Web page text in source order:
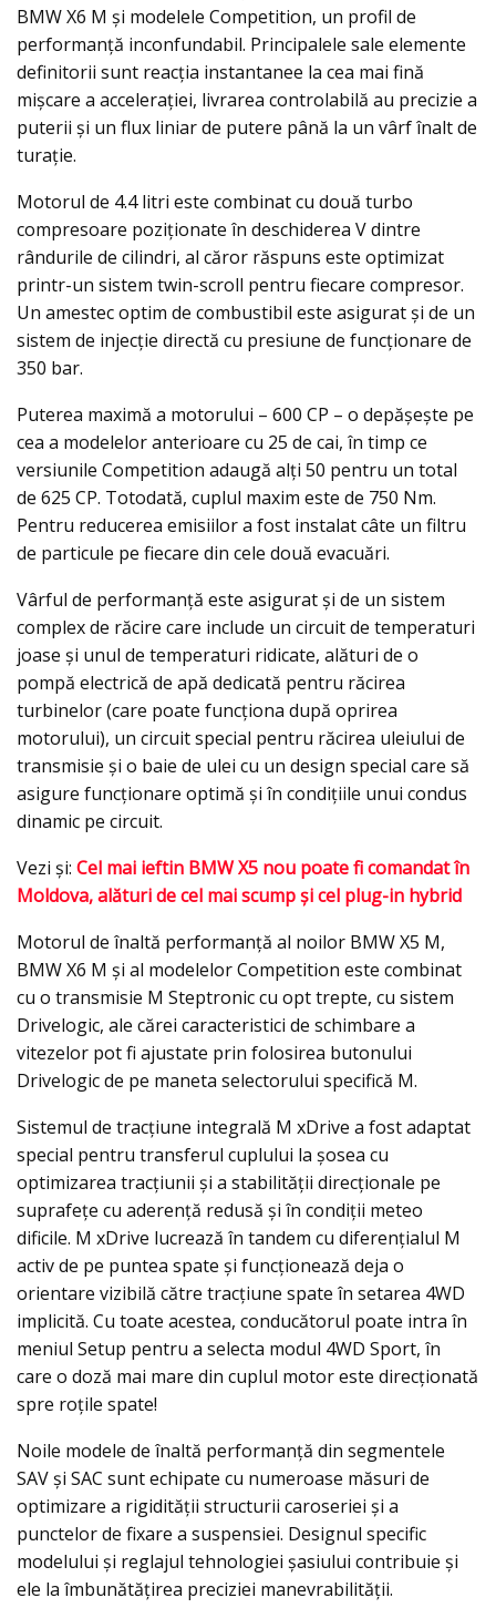
BMW X6 M şi modelele Competition, un profil de
performanţă inconfundabil. Principalele sale elemente
definitorii sunt reacţia instantanee la cea mai fină
mişcare a acceleraţiei, livrarea controlabilă au precizie a
puterii şi un flux liniar de putere până la un vârf înalt de
turaţie.
Motorul de 4.4 litri este combinat cu două turbo
compresoare poziţionate în deschiderea V dintre
rândurile de cilindri, al căror răspuns este optimizat
printr-un sistem twin-scroll pentru fiecare compresor.
Un amestec optim de combustibil este asigurat şi de un
sistem de injecţie directă cu presiune de funcţionare de
350 bar.
Puterea maximă a motorului – 600 CP – o depăşeşte pe
cea a modelelor anterioare cu 25 de cai, în timp ce
versiunile Competition adaugă alţi 50 pentru un total
de 625 CP. Totodată, cuplul maxim este de 750 Nm.
Pentru reducerea emisiilor a fost instalat câte un filtru
de particule pe fiecare din cele două evacuări.
Vârful de performanţă este asigurat şi de un sistem
complex de răcire care include un circuit de temperaturi
joase şi unul de temperaturi ridicate, alături de o
pompă electrică de apă dedicată pentru răcirea
turbinelor (care poate funcţiona după oprirea
motorului), un circuit special pentru răcirea uleiului de
transmisie şi o baie de ulei cu un design special care să
asigure funcţionare optimă şi în condiţiile unui condus
dinamic pe circuit.
Vezi şi: Cel mai ieftin BMW X5 nou poate fi comandat în
Moldova, alături de cel mai scump şi cel plug-in hybrid
Motorul de înaltă performanţă al noilor BMW X5 M,
BMW X6 M şi al modelelor Competition este combinat
cu o transmisie M Steptronic cu opt trepte, cu sistem
Drivelogic, ale cărei caracteristici de schimbare a
vitezelor pot fi ajustate prin folosirea butonului
Drivelogic de pe maneta selectorului specifică M.
Sistemul de tracţiune integrală M xDrive a fost adaptat
special pentru transferul cuplului la şosea cu
optimizarea tracţiunii şi a stabilităţii direcţionale pe
suprafeţe cu aderenţă redusă şi în condiţii meteo
dificile. M xDrive lucrează în tandem cu diferenţialul M
activ de pe puntea spate şi funcţionează deja o
orientare vizibilă către tracţiune spate în setarea 4WD
implicită. Cu toate acestea, conducătorul poate intra în
meniul Setup pentru a selecta modul 4WD Sport, în
care o doză mai mare din cuplul motor este direcţionată
spre roţile spate!
Noile modele de înaltă performanţă din segmentele
SAV şi SAC sunt echipate cu numeroase măsuri de
optimizare a rigidităţii structurii caroseriei şi a
punctelor de fixare a suspensiei. Designul specific
modelului şi reglajul tehnologiei şasiului contribuie şi
ele la îmbunătăţirea preciziei manevrabilităţii.